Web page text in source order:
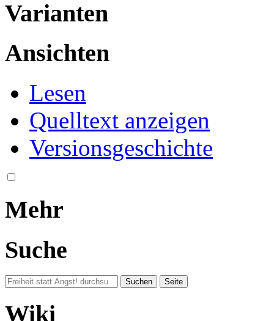
Varianten
Ansichten
Lesen
Quelltext anzeigen
Versionsgeschichte
Mehr
Suche
Wiki